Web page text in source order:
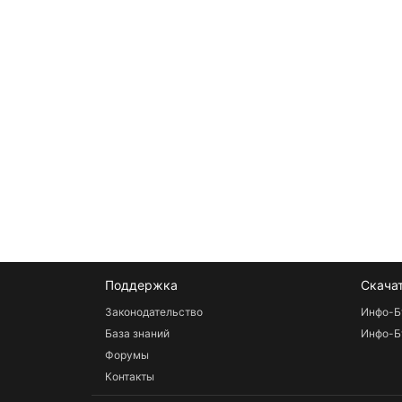
Поддержка
Законодательство
База знаний
Форумы
Контакты
Инфо-
Инфо-